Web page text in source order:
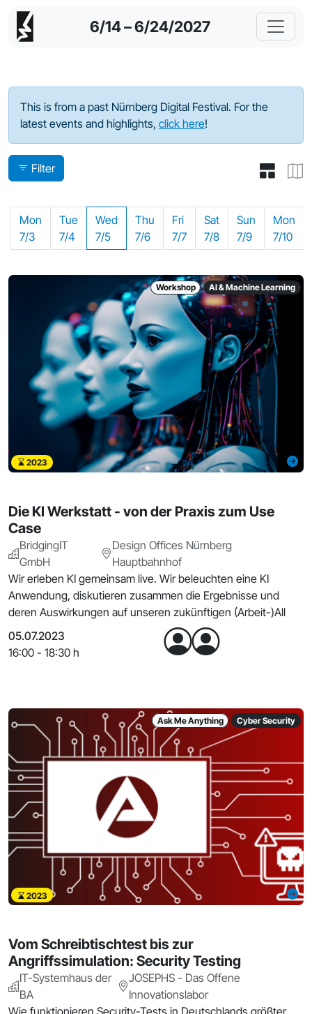
6/14 – 6/24/2027
Program - 2023
This is from a past Nürnberg Digital Festival. For the
latest events and highlights, click here!
Filter
Mon
7/3
Tue
7/4
Wed
7/5
Thu
7/6
Fri
7/7
Sat
7/8
Sun
7/9
Mon
7/10
Workshop AI & Machine Learning
2023
Die KI Werkstatt - von der Praxis zum Use
Case
BridgingIT
GmbH
Design Offices Nürnberg
Hauptbahnhof
Wir erleben KI gemeinsam live. Wir beleuchten eine KI
Anwendung, diskutieren zusammen die Ergebnisse und
deren Auswirkungen auf unseren zukünftigen (Arbeit-)All
05.07.2023
16:00 - 18:30 h
Ask Me Anything Cyber Security
2023
Vom Schreibtischtest bis zur
Angriffssimulation: Security Testing
IT-Systemhaus der
BA
JOSEPHS - Das Offene
Innovationslabor